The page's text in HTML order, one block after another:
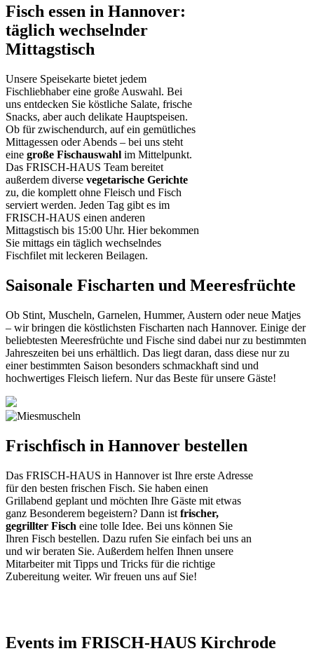
Fisch essen in Hannover:
täglich wechselnder
Mittagstisch
Unsere Speisekarte bietet jedem
Fischliebhaber eine große Auswahl. Bei
uns entdecken Sie köstliche Salate, frische
Snacks, aber auch delikate Hauptspeisen.
Ob für zwischendurch, auf ein gemütliches
Mittagessen oder Abends – bei uns steht
eine große Fischauswahl im Mittelpunkt.
Das FRISCH-HAUS Team bereitet
außerdem diverse vegetarische Gerichte
zu, die komplett ohne Fleisch und Fisch
serviert werden. Jeden Tag gibt es im
FRISCH-HAUS einen anderen
Mittagstisch bis 15:00 Uhr. Hier bekommen
Sie mittags ein täglich wechselndes
Fischfilet mit leckeren Beilagen.
Saisonale Fischarten und Meeresfrüchte
Ob Stint, Muscheln, Garnelen, Hummer, Austern oder neue Matjes
– wir bringen die köstlichsten Fischarten nach Hannover. Einige der
beliebtesten Meeresfrüchte und Fische sind dabei nur zu bestimmten
Jahreszeiten bei uns erhältlich. Das liegt daran, dass diese nur zu
einer bestimmten Saison besonders schmackhaft sind und
hochwertiges Fleisch liefern. Nur das Beste für unsere Gäste!
Frischfisch in Hannover bestellen
Das FRISCH-HAUS in Hannover ist Ihre erste Adresse
für den besten frischen Fisch. Sie haben einen
Grillabend geplant und möchten Ihre Gäste mit etwas
ganz Besonderem begeistern? Dann ist frischer,
gegrillter Fisch eine tolle Idee. Bei uns können Sie
Ihren Fisch bestellen. Dazu rufen Sie einfach bei uns an
und wir beraten Sie. Außerdem helfen Ihnen unsere
Mitarbeiter mit Tipps und Tricks für die richtige
Zubereitung weiter. Wir freuen uns auf Sie!
Events im FRISCH-HAUS Kirchrode